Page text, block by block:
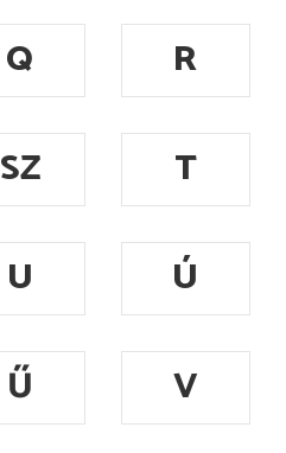
Q
R
SZ
T
U
Ú
Ű
V